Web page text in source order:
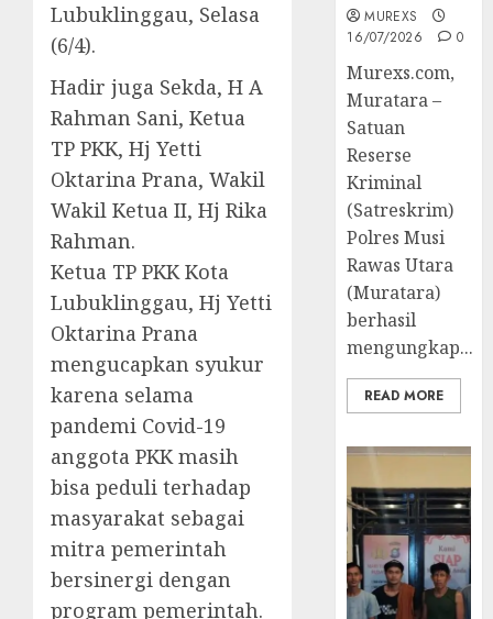
Lubuklinggau, Selasa
(6/4).
Hadir juga Sekda, H A
Rahman Sani, Ketua
TP PKK, Hj Yetti
Oktarina Prana, Wakil
Wakil Ketua II, Hj Rika
Rahman.
Ketua TP PKK Kota
Lubuklinggau, Hj Yetti
Oktarina Prana
mengucapkan syukur
karena selama
pandemi Covid-19
anggota PKK masih
bisa peduli terhadap
masyarakat sebagai
mitra pemerintah
bersinergi dengan
program pemerintah.
MUREXS
16/07/2026
0
Murexs.com,
Muratara –
Satuan
Reserse
Kriminal
(Satreskrim)
Polres Musi
Rawas Utara
(Muratara)
berhasil
mengungkap...
READ MORE